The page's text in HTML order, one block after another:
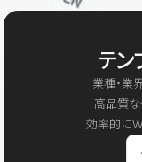
テン
業種・業
高品質な
効率的に